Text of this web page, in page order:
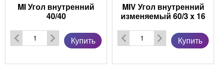
MI Угол внутренний
40/40
Купить
MIV Угол внутренний
изменяемый 60/3 x 16
Купить